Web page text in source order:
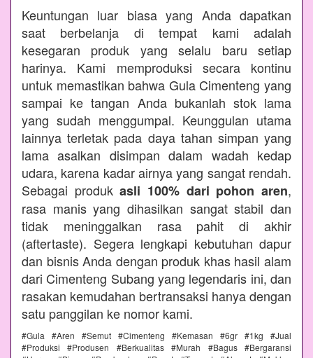
Keuntungan luar biasa yang Anda dapatkan
saat berbelanja di tempat kami adalah
kesegaran produk yang selalu baru setiap
harinya. Kami memproduksi secara kontinu
untuk memastikan bahwa Gula Cimenteng yang
sampai ke tangan Anda bukanlah stok lama
yang sudah menggumpal. Keunggulan utama
lainnya terletak pada daya tahan simpan yang
lama asalkan disimpan dalam wadah kedap
udara, karena kadar airnya yang sangat rendah.
Sebagai produkasli 100% dari pohon aren,
rasa manis yang dihasilkan sangat stabil dan
tidak meninggalkan rasa pahit di akhir
(aftertaste). Segera lengkapi kebutuhan dapur
dan bisnis Anda dengan produk khas hasil alam
dari Cimenteng Subang yang legendaris ini, dan
rasakan kemudahan bertransaksi hanya dengan
satu panggilan ke nomor kami.
#Gula #Aren #Semut #Cimenteng #Kemasan #6gr #1kg #Jual
#Produksi #Produsen #Berkualitas #Murah #Bagus #Bergaransi